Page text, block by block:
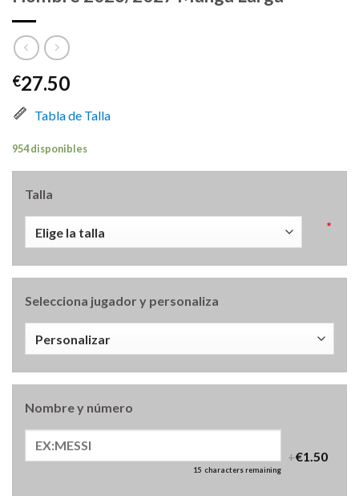
€27.50
Tabla de Talla
954 disponibles
Talla
*
Selecciona jugador y personaliza
Nombre y número
15 characters remaining
+€1.50